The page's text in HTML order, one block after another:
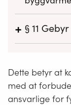
+ § 11 Gebyr
Gebyrene
kostnader.
Dette betyr at
med at
ansvarlige for